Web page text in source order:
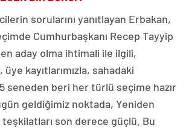
sorularını yanıtlayan Erbakan,
Cumhurbaşkanı Recep Tayyip
aday olma ihtimali ile ilgili,
üye kayıtlarımızla, sahadaki
seneden beri her türlü seçime hazır
geldiğimiz noktada, Yeniden
son derece güçlü. Bu